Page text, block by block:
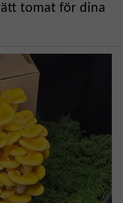
tomat för dina